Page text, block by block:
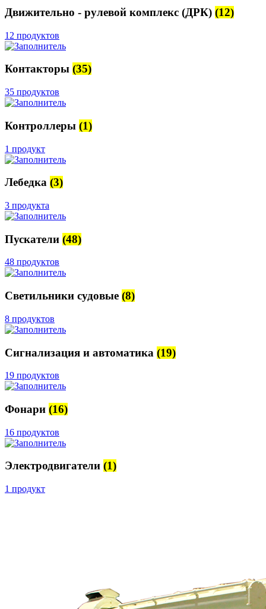
Движительно - рулевой комплекс (ДРК) (12)
12 продуктов
Контакторы (35)
35 продуктов
Контроллеры (1)
1 продукт
Лебедка (3)
3 продукта
Пускатели (48)
48 продуктов
Светильники судовые (8)
8 продуктов
Сигнализация и автоматика (19)
19 продуктов
Фонари (16)
16 продуктов
Электродвигатели (1)
1 продукт